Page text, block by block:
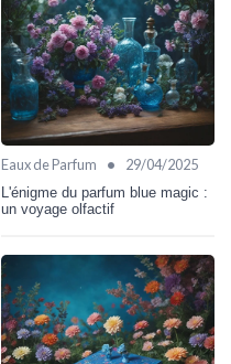
Eaux de Parfum • 29/04/2025
L'énigme du parfum blue magic :
un voyage olfactif